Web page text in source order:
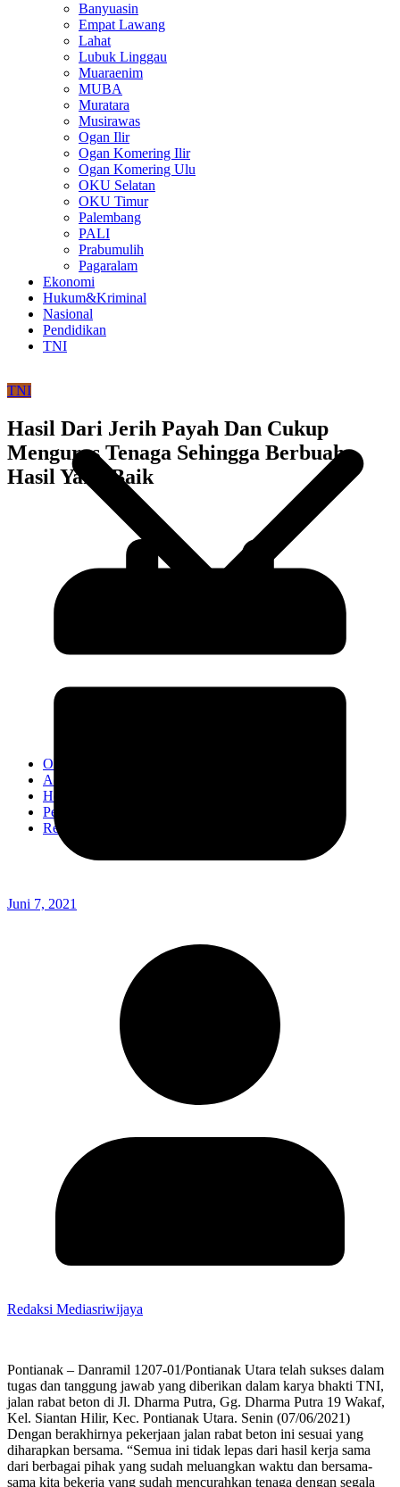
Banyuasin
Empat Lawang
Lahat
Lubuk Linggau
Muaraenim
MUBA
Muratara
Musirawas
Ogan Ilir
Ogan Komering Ilir
Ogan Komering Ulu
OKU Selatan
OKU Timur
Palembang
PALI
Prabumulih
Pagaralam
Ekonomi
Hukum&Kriminal
Nasional
Pendidikan
TNI
OPINI
Advertorial
Headline
Pedoman Media Ciber
Redaksi
TNI
Hasil Dari Jerih Payah Dan Cukup
Menguras Tenaga Sehingga Berbuah
Hasil Yang Baik
Juni 7, 2021
Redaksi Mediasriwijaya
Pontianak – Danramil 1207-01/Pontianak Utara telah sukses dalam
tugas dan tanggung jawab yang diberikan dalam karya bhakti TNI,
jalan rabat beton di Jl. Dharma Putra, Gg. Dharma Putra 19 Wakaf,
Kel. Siantan Hilir, Kec. Pontianak Utara. Senin (07/06/2021)
Dengan berakhirnya pekerjaan jalan rabat beton ini sesuai yang
diharapkan bersama. “Semua ini tidak lepas dari hasil kerja sama
dari berbagai pihak yang sudah meluangkan waktu dan bersama-
sama kita bekerja yang sudah mencurahkan tenaga dengan segala